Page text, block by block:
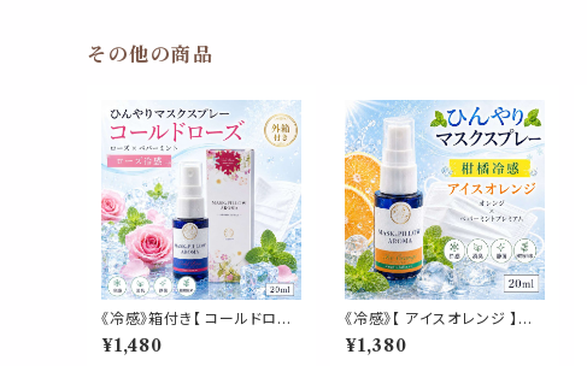
ティー お茶 携帯 パウチ 習慣
デイリー
その他の商品
《冷感》箱付き【 コールドロー
ズ 】マスク & ピロー アロマ 2
0ml｜薔薇 ペパーミント 夏
¥1,480
《冷感》【 アイスオレンジ 】マ
スク & ピロー アロマ 20ml
｜スイートオレンジ 天然薄荷
¥1,380